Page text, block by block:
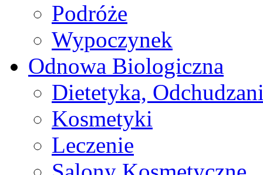
Podróże
Wypoczynek
Odnowa Biologiczna
Dietetyka,
Kosmetyki
Leczenie